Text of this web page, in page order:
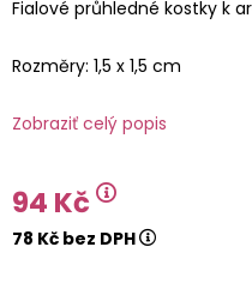
Fialové průhledné kostky k
Rozměry: 1,5 x 1,5 cm
Zobraziť celý popis
94 Kč
78 Kč bez DPH